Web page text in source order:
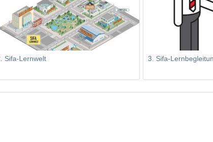
Sifa-Lernwelt 3. Sifa-